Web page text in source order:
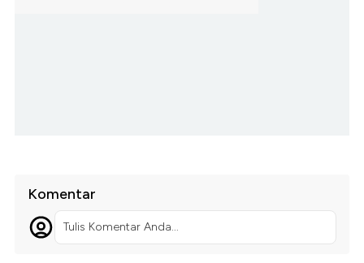
Komentar
Tulis Komentar Anda...